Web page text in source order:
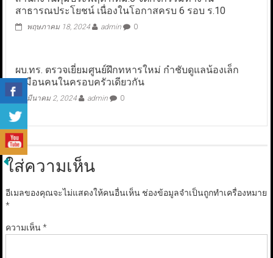
สาธารณประโยชน์ เนื่องในโอกาสครบ 6 รอบ ร.10
พฤษภาคม 18, 2024 admin 0
ผบ.ทร. ตรวจเยี่ยมศูนย์ฝึกทหารใหม่ กำชับดูแลน้องเล็ก
เหมือนคนในครอบครัวเดียวกัน
มีนาคม 2, 2024 admin 0
ใส่ความเห็น
อีเมลของคุณจะไม่แสดงให้คนอื่นเห็น ช่องข้อมูลจำเป็นถูกทำเครื่องหมาย
*
ความเห็น*